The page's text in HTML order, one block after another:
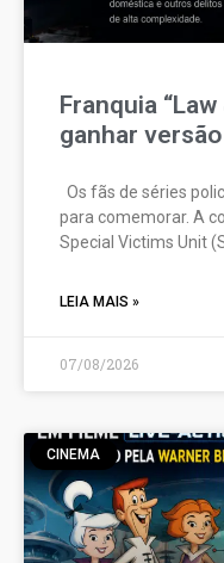
Franquia
ganhar
Os fãs de séries
para comemorar. A
Special Victims Unit
LEIA MAIS »
07/08/2026
CINEMA